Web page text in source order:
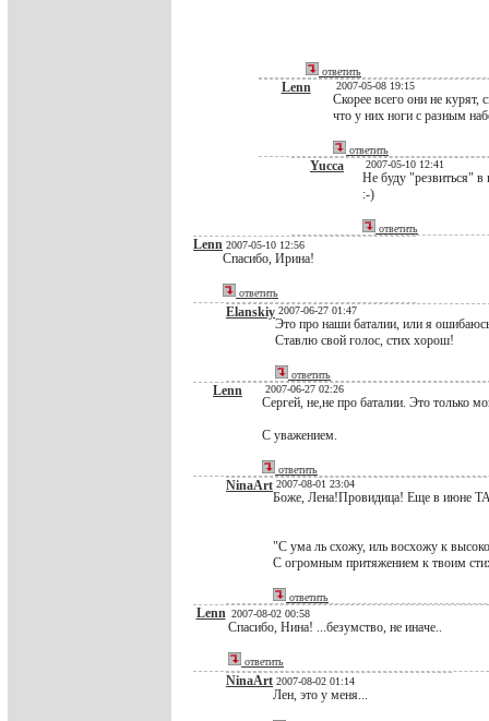
ответить
Lenn 2007-05-08 19:15
Скорее всего они не курят,
что у них ноги с разным
ответить
Yucca 2007-05-10 12:41
Не буду "резвиться" в
:-)
ответить
Lenn 2007-05-10 12:56
Спасибо, Ирина!
ответить
Elanskiy 2007-06-27 01:47
Это про наши баталии, или я
Ставлю свой голос, стих хорош!
ответить
Lenn 2007-06-27 02:26
Сергей, не,не про баталии. Это только
С уважением.
ответить
NinaArt 2007-08-01 23:04
Боже, Лена!Провидица! Еще в июне
"С ума ль схожу, иль восхожу к
С огромным притяжением к твоим
ответить
Lenn 2007-08-02 00:58
Спасибо, Нина! ...безумство, не иначе..
ответить
NinaArt 2007-08-02 01:14
Лен, это у меня...